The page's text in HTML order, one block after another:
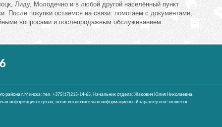
Лиду, Молодечно и в любой другой населённый пункт
После покупки остаёмся на связи: помогаем с документами,
вопросами и послепродажным обслуживанием.
района г.Минска: тел. +375(17)215-14-65, Начальник отдела: Жакович Юлия Николаевна.
информацию о ценах, носит исключительно информационный характер и не является